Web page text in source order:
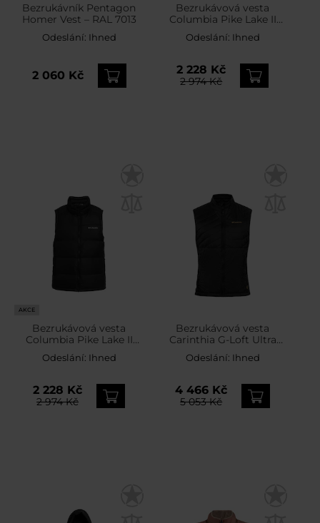
Bezrukávník Pentagon
Homer Vest – RAL 7013
Odeslání: Ihned
2 060 Kč
Bezrukávová vesta
Columbia Pike Lake II
Puffer Vest – Stone Green
/ Shark
Odeslání: Ihned
2 228 Kč
2 974 Kč
AKCE
Bezrukávová vesta
Columbia Pike Lake II
Puffer Vest – Black
Odeslání: Ihned
2 228 Kč
2 974 Kč
Bezrukávová vesta
Carinthia G-Loft Ultra
Vest 2.0 – Black
Odeslání: Ihned
4 466 Kč
5 053 Kč